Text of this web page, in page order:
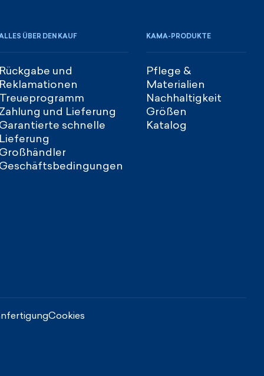
ÜBER DEN KAUF
und
und Lieferung
schnelle
KAMA-PRODUKTE
Pflege &
Materialien
Nachhaltigkeit
Größen
Katalog
Cookies